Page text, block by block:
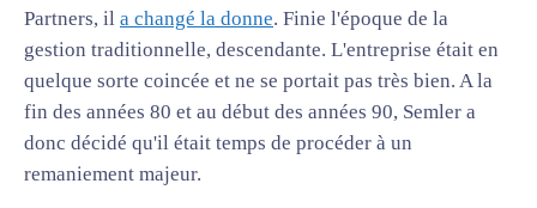
Partners, il a changé la donne. Finie l'époque de la
gestion traditionnelle, descendante. L'entreprise était en
quelque sorte coincée et ne se portait pas très bien. A la
fin des années 80 et au début des années 90, Semler a
donc décidé qu'il était temps de procéder à un
remaniement majeur.